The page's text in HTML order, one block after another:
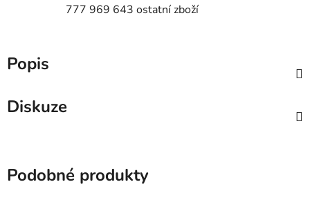
777 969 643 ostatní zboží
Popis
Diskuze
Podobné produkty